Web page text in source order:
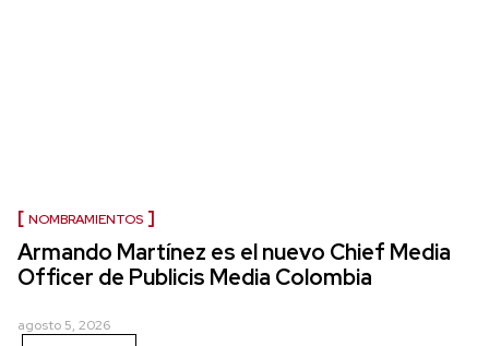
NOMBRAMIENTOS
Armando Martínez es el nuevo Chief Media
Officer de Publicis Media Colombia
agosto 5, 2026